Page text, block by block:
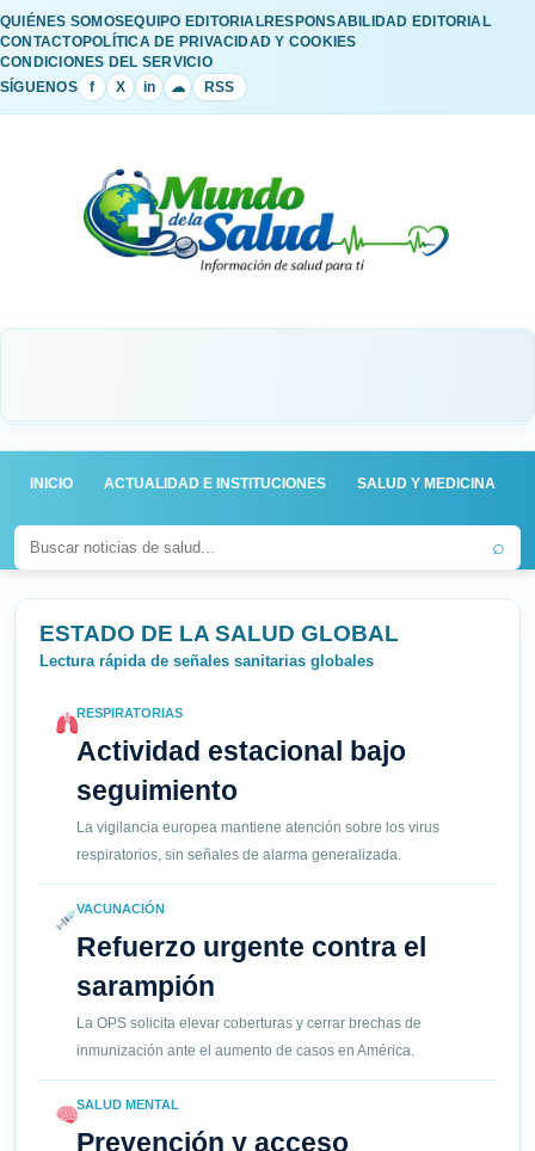
QUIÉNES SOMOSEQUIPO EDITORIALRESPONSABILIDAD EDITORIAL
CONTACTOPOLÍTICA DE PRIVACIDAD Y COOKIES
CONDICIONES DEL SERVICIO
SÍGUENOS
f X in ☁ RSS
INICIO ACTUALIDAD E INSTITUCIONES SALUD Y MEDICINA
⌕
ESTADO DE LA SALUD GLOBAL
Lectura rápida de señales sanitarias globales
RESPIRATORIAS
Actividad estacional bajo
seguimiento
La vigilancia europea mantiene atención sobre los virus
respiratorios, sin señales de alarma generalizada.
VACUNACIÓN
Refuerzo urgente contra el
sarampión
La OPS solicita elevar coberturas y cerrar brechas de
inmunización ante el aumento de casos en América.
SALUD MENTAL
Prevención y acceso